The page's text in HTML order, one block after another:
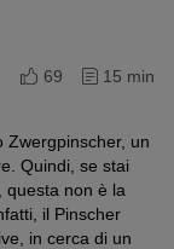
69 15 min
Zwergpinscher, un
Quindi, se stai
questa non è la
il Pinscher
in cerca di un